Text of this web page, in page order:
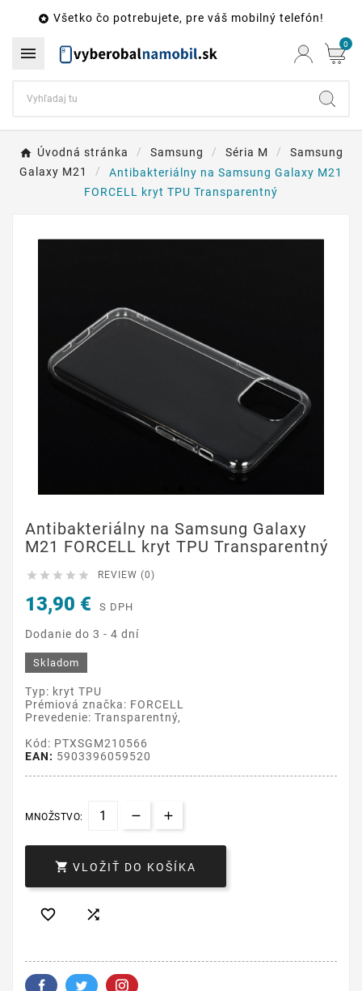
 Všetko čo potrebujete, pre váš mobilný telefón!
 0
Úvodná stránka Samsung Séria M
Samsung
Galaxy M21
Antibakteriálny na Samsung Galaxy M21
FORCELL kryt TPU Transparentný
Antibakteriálny na Samsung Galaxy
M21 FORCELL kryt TPU Transparentný
     REVIEW (0)
13,90 € S DPH
Dodanie do 3 - 4 dní
Skladom
Typ: kryt TPU
Prémiová značka: FORCELL
Prevedenie: Transparentný,
Kód: PTXSGM210566
EAN: 5903396059520
MNOŽSTVO:
 VLOŽIŤ DO KOŠÍKA
 